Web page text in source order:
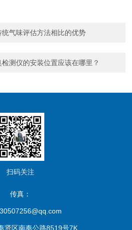
气味评估方法相比的优势
测仪的安装位置应该在哪里？
扫码关注
传真：
贤区南奉公路8519号7K